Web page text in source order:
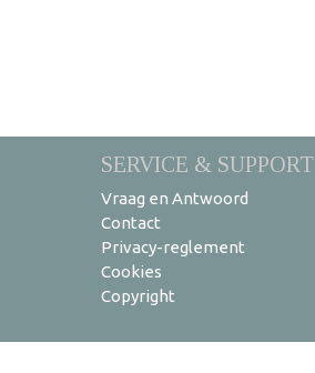
SERVICE & SUPPORT
Vraag en Antwoord
Contact
Privacy-reglement
Cookies
Copyright